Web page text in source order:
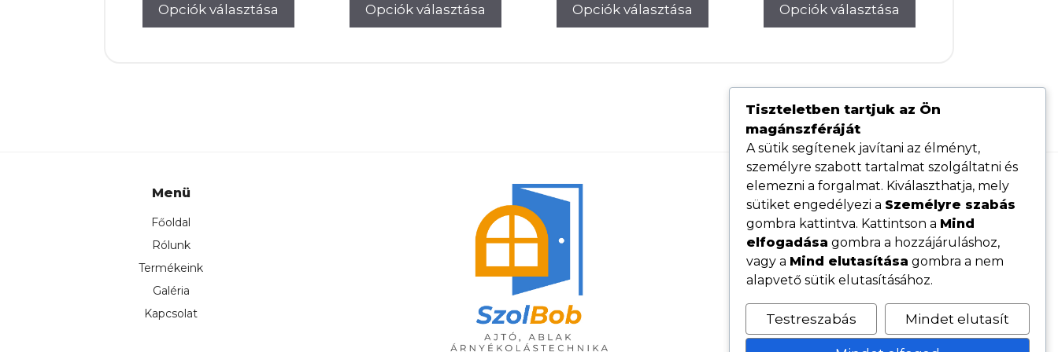
34.000Ft.26.000Ft.
Opciók választása
170.000Ft.167.000Ft.
Opciók választása
was:
Opciók választása
was:
Opciók választása
Menü
Főoldal
Rólunk
Termékeink
Galéria
Kapcsolat
Hasznos linkek
Adatvédelmi tájékoztató
ÁSZF
Cookie tájékoztató
Kövess minket közösségi oldalainkon
Tiszteletben tartjuk az Ön
magánszféráját
A sütik segítenek javítani az élményt,
személyre szabott tartalmat szolgáltatni és
elemezni a forgalmat. Kiválaszthatja, mely
sütiket engedélyezi a Személyre szabás
gombra kattintva. Kattintson a Mind
elfogadása gombra a hozzájáruláshoz,
vagy a Mind elutasítása gombra a nem
alapvető sütik elutasításához.
Testreszabás Mindet elutasít